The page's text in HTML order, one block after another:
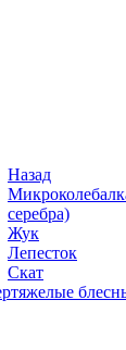
Назад
серебра)
Жук
Лепесток
Скат